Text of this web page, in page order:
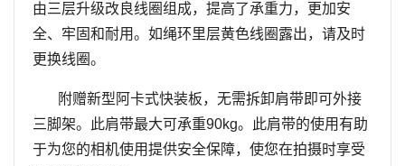
由三层升级改良线圈组成，提高了承重力，更加安
全、牢固和耐用。 如绳环里层黄色线圈露出，请及时
更换线圈。
附赠新型阿卡式快装板， 无需拆卸肩带即可外接
三脚架。
此肩带最大可承重90kg。此肩带的使用有助
于为您的相机使用提供安全保障，使您在拍摄时享受